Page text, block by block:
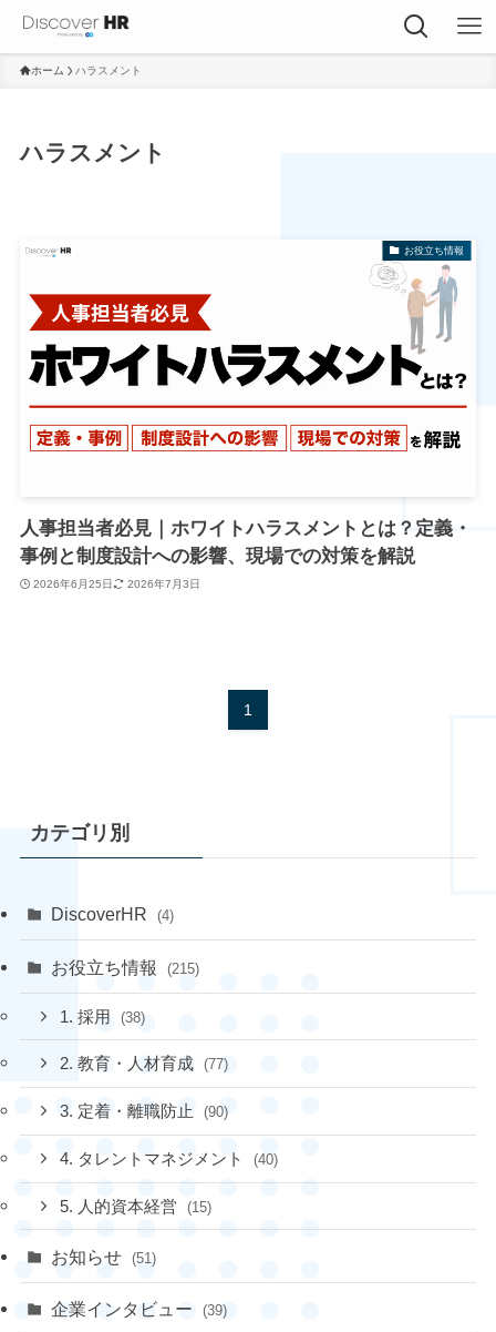
ホーム ハラスメント
ハラスメント
お役立ち情報
人事担当者必見｜ホワイトハラスメントとは？定義・
事例と制度設計への影響、現場での対策を解説
2026年6月25日 2026年7月3日
1
カテゴリ別
DiscoverHR (4)
お役立ち情報 (215)
1. 採用 (38)
2. 教育・人材育成 (77)
3. 定着・離職防止 (90)
4. タレントマネジメント (40)
5. 人的資本経営 (15)
お知らせ (51)
企業インタビュー (39)